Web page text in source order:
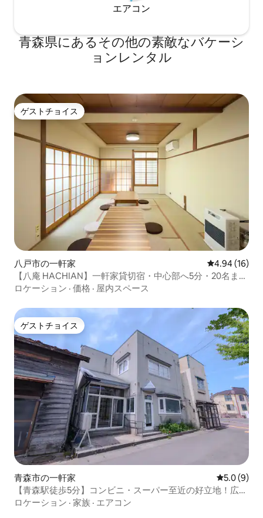
エアコン
青森県にあるその他の素敵なバケーシ
ョンレンタル
ゲストチョイス
ゲストチョイス
八戸市の一軒家 レビュー16
4.94 (16)
【八庵 HACHIAN】一軒家貸切宿・中心部へ5分・20名ま
で・プロジェクター・無料駐車場2台
ロケーション · 価格 · 屋内スペース
ゲストチョイス
ゲストチョイス
青森市の一軒家 レビュー9
5.0 (9)
【青森駅徒歩5分】コンビニ・スーパー至近の好立地！広々
空間でゆったり長期ステイ
ロケーション · 家族 · エアコン